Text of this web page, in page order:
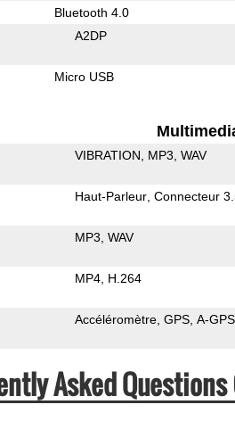
Bluetooth 4.0
A2DP
Micro USB
VIBRATION MP3 WAV
Haut-Parleur Connecteur
MP3 WAV
MP4 H.264
Accéléromètre GPS A-GPS
Asked Questions